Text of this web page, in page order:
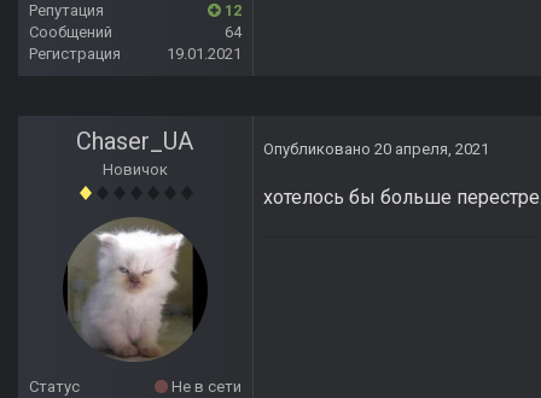
Репутация
12
Сообщений
64
Регистрация
19.01.2021
Chaser_UA
Новичок
Статус
Не в сети
Опубликовано 20 апреля, 2021
хотелось бы больше